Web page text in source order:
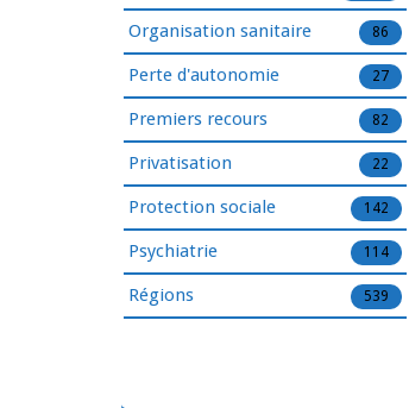
Organisation sanitaire 86
Perte d'autonomie 27
Premiers recours 82
Privatisation 22
Protection sociale 142
Psychiatrie 114
Régions 539